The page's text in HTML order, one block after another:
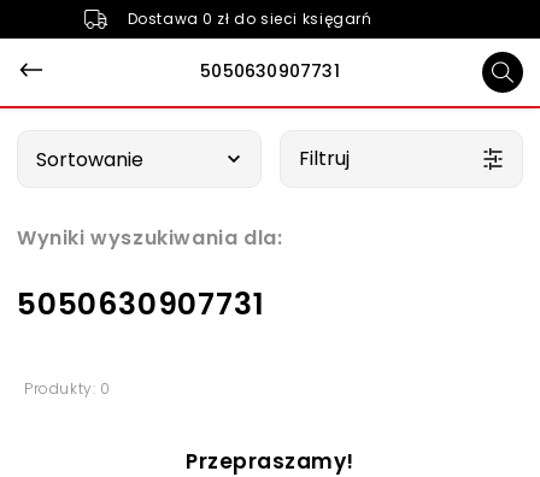
Dostawa 0 zł do sieci księgarń
5050630907731
Wyniki wyszukiwania dla:
5050630907731
Sortowanie Filtruj
Produkty: 0
Przepraszamy!